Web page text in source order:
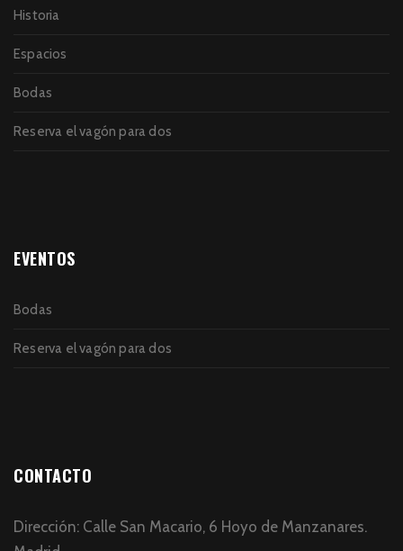
Historia
Espacios
Bodas
Reserva el vagón para dos
EVENTOS
Bodas
Reserva el vagón para dos
CONTACTO
Dirección: Calle San Macario, 6 Hoyo de Manzanares.